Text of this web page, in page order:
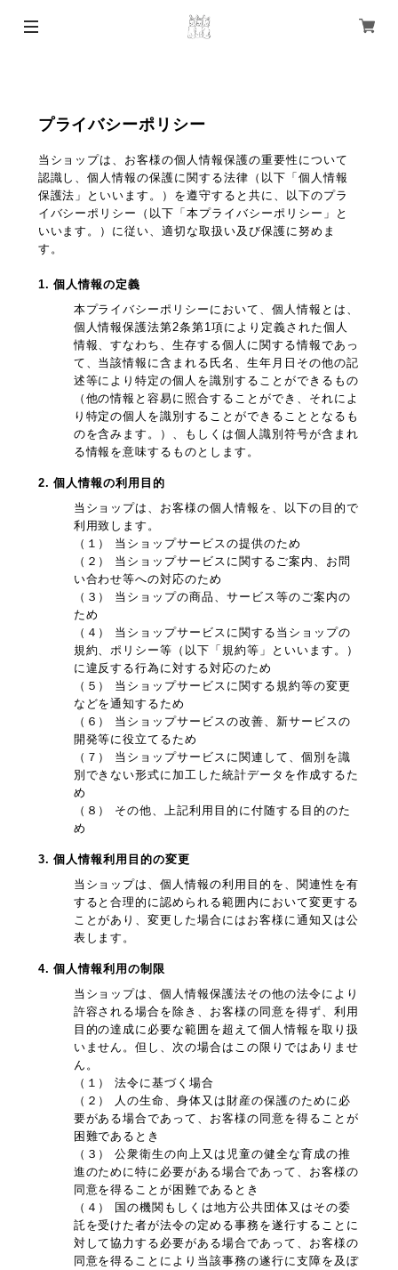
プライバシーポリシー
当ショップは、お客様の個人情報保護の重要性について
認識し、個人情報の保護に関する法律（以下「個人情報
保護法」といいます。）を遵守すると共に、以下のプラ
イバシーポリシー（以下「本プライバシーポリシー」と
いいます。）に従い、適切な取扱い及び保護に努めま
す。
1. 個人情報の定義
本プライバシーポリシーにおいて、個人情報とは、
個人情報保護法第2条第1項により定義された個人
情報、すなわち、生存する個人に関する情報であっ
て、当該情報に含まれる氏名、生年月日その他の記
述等により特定の個人を識別することができるもの
（他の情報と容易に照合することができ、それによ
り特定の個人を識別することができることとなるも
のを含みます。）、もしくは個人識別符号が含まれ
る情報を意味するものとします。
2. 個人情報の利用目的
当ショップは、お客様の個人情報を、以下の目的で
利用致します。
（１） 当ショップサービスの提供のため
（２） 当ショップサービスに関するご案内、お問
い合わせ等への対応のため
（３） 当ショップの商品、サービス等のご案内の
ため
（４） 当ショップサービスに関する当ショップの
規約、ポリシー等（以下「規約等」といいます。）
に違反する行為に対する対応のため
（５） 当ショップサービスに関する規約等の変更
などを通知するため
（６） 当ショップサービスの改善、新サービスの
開発等に役立てるため
（７） 当ショップサービスに関連して、個別を識
別できない形式に加工した統計データを作成するた
め
（８） その他、上記利用目的に付随する目的のた
め
3. 個人情報利用目的の変更
当ショップは、個人情報の利用目的を、関連性を有
すると合理的に認められる範囲内において変更する
ことがあり、変更した場合にはお客様に通知又は公
表します。
4. 個人情報利用の制限
当ショップは、個人情報保護法その他の法令により
許容される場合を除き、お客様の同意を得ず、利用
目的の達成に必要な範囲を超えて個人情報を取り扱
いません。但し、次の場合はこの限りではありませ
ん。
（１） 法令に基づく場合
（２） 人の生命、身体又は財産の保護のために必
要がある場合であって、お客様の同意を得ることが
困難であるとき
（３） 公衆衛生の向上又は児童の健全な育成の推
進のために特に必要がある場合であって、お客様の
同意を得ることが困難であるとき
（４） 国の機関もしくは地方公共団体又はその委
託を受けた者が法令の定める事務を遂行することに
対して協力する必要がある場合であって、お客様の
同意を得ることにより当該事務の遂行に支障を及ぼ